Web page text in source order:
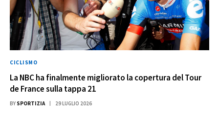
CICLISMO
La NBC ha finalmente migliorato la copertura del Tour
de France sulla tappa 21
BY SPORTIZIA 29 LUGLIO 2026